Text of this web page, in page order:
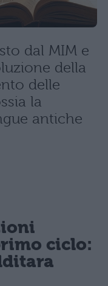
dal MIM e
della
delle
la
antiche
ciclo: